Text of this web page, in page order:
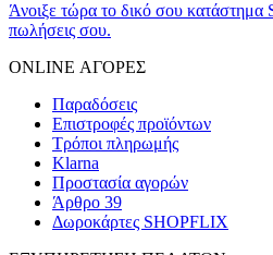
Άνοιξε τώρα το δικό σου κατάστημα
πωλήσεις σου.
ONLINE ΑΓΟΡΕΣ
Παραδόσεις
Επιστροφές προϊόντων
Τρόποι πληρωμής
Klarna
Προστασία αγορών
Άρθρο 39
Δωροκάρτες SHOPFLIX